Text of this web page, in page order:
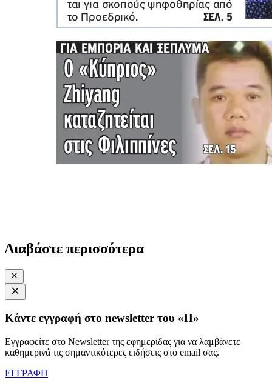
Διαβάστε περισσότερα
Κάντε εγγραφή στο newsletter του «Π»
Εγγραφείτε στο Newsletter της εφημερίδας για να λαμβάνετε
καθημερινά τις σημαντικότερες ειδήσεις στο email σας.
ΕΓΓΡΑΦΗ